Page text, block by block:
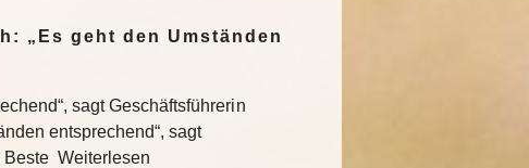
„Es geht den Umständen
sagt Geschäftsführerin
entsprechend“, sagt
Beste Weiterlesen